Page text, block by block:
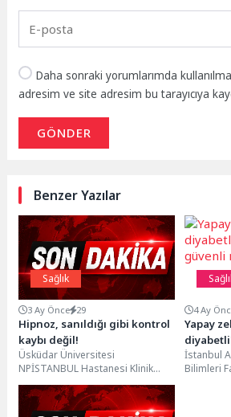
Daha sonraki yorumlarımda
adresim ve site adresim bu tarayıcıya
GÖNDER
Benzer Yazılar
Sağlık
3 Ay Önce 29
Hipnoz, sanıldığı gibi kontrol
kaybı değil!
Üsküdar Üniversitesi
NPİSTANBUL Hastanesi Klinik
Psikolog İhsan Öztekin, hipnoz
hakkında merak edilen konulara
açıklık getirdi.Hipnoz...
4 Ay
Yapay
güvenli
İstanbul
Bilimleri